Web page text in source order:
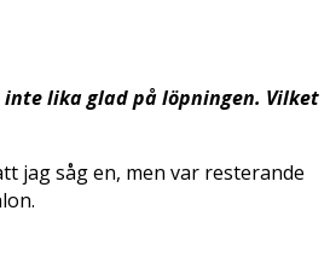
lika glad på löpningen. Vilket
jag såg en, men var resterande